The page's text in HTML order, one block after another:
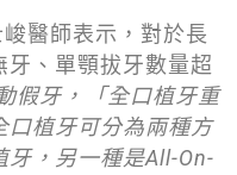
醫師表示，對於長
、單顎拔牙數量超
假牙，「全口植牙重
口植牙可分為兩種方
牙，另一種是All-On-